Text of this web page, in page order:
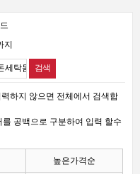
지
하지 않으면 전체에서 검색합
공백으로 구분하여 입력 할수
높은가격순